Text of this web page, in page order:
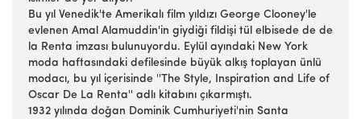
Bu yıl Venedik'te Amerikalı film yıldızı George Clooney'le
evlenen Amal Alamuddin'in giydiği fildişi tül elbisede de de
la Renta imzası bulunuyordu. Eylül ayındaki New York
moda haftasındaki defilesinde büyük alkış toplayan ünlü
modacı, bu yıl içerisinde ''The Style, Inspiration and Life of
Oscar De La Renta'' adlı kitabını çıkarmıştı.
1932 yılında doğan Dominik Cumhuriyeti'nin Santa